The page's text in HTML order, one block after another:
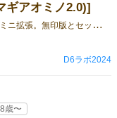
ギアオミノ2.0)]
M
agiaominoのルール改定+ミニ拡張。無印版とセットでお値段そのまま！
D6ラボ2024
8歳〜